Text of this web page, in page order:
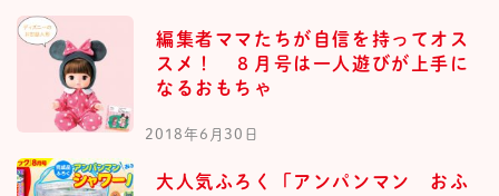
編集者ママたちが自信を持ってオス
スメ！ ８月号は一人遊びが上手に
なるおもちゃ
2018年6月30日
大人気ふろく「アンパンマン おふ